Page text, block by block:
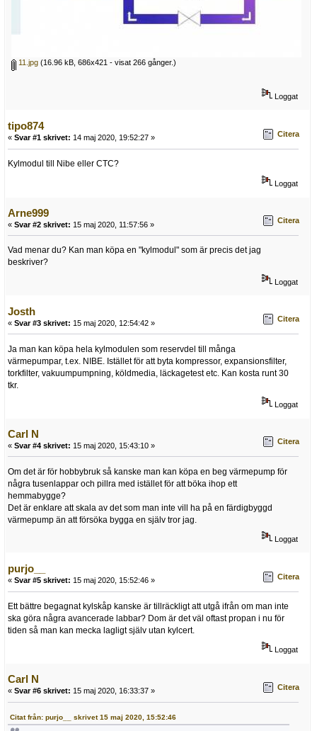
11.jpg (16.96 kB, 686x421 - visat 266 gånger.)
Loggat
tipo874
« Svar #1 skrivet: 14 maj 2020, 19:52:27 » Citera
Kylmodul till Nibe eller CTC?
Loggat
Arne999
« Svar #2 skrivet: 15 maj 2020, 11:57:56 » Citera
Vad menar du? Kan man köpa en "kylmodul" som är precis det jag
beskriver?
Loggat
Josth
« Svar #3 skrivet: 15 maj 2020, 12:54:42 » Citera
Ja man kan köpa hela kylmodulen som reservdel till många
värmepumpar, t.ex. NIBE. Istället för att byta kompressor, expansionsfilter,
torkfilter, vakuumpumpning, köldmedia, läckagetest etc. Kan kosta runt 30
tkr.
Loggat
Carl N
« Svar #4 skrivet: 15 maj 2020, 15:43:10 » Citera
Om det är för hobbybruk så kanske man kan köpa en beg värmepump för
några tusenlappar och pillra med istället för att böka ihop ett
hemmabygge?
Det är enklare att skala av det som man inte vill ha på en färdigbyggd
värmepump än att försöka bygga en själv tror jag.
Loggat
purjo__
« Svar #5 skrivet: 15 maj 2020, 15:52:46 » Citera
Ett bättre begagnat kylskåp kanske är tillräckligt att utgå ifrån om man inte
ska göra några avancerade labbar? Dom är det väl oftast propan i nu för
tiden så man kan mecka lagligt själv utan kylcert.
Loggat
Carl N
« Svar #6 skrivet: 15 maj 2020, 16:33:37 » Citera
Citat från: purjo__ skrivet 15 maj 2020, 15:52:46